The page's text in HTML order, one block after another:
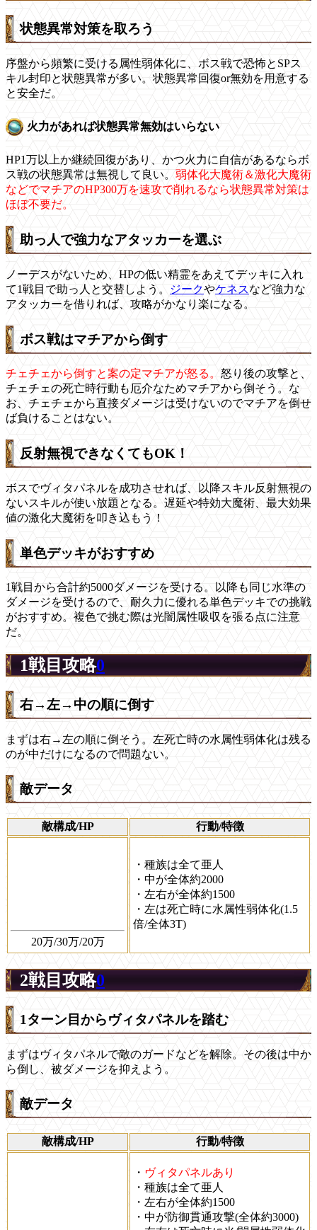
状態異常対策を取ろう
序盤から頻繁に受ける属性弱体化に、ボス戦で恐怖とSPス
キル封印と状態異常が多い。状態異常回復or無効を用意する
と安全だ。
火力があれば状態異常無効はいらない
HP1万以上か継続回復があり、かつ火力に自信があるならボ
ス戦の状態異常は無視して良い。 弱体化大魔術＆激化大魔術
などでマチアのHP300万を速攻で削れるなら状態異常対策は
ほぼ不要だ。
助っ人で強力なアタッカーを選ぶ
ノーデスがないため、HPの低い精霊をあえてデッキに入れ
て1戦目で助っ人と交替しよう。
ジークやケネスなど強力な
アタッカーを借りれば、攻略がかなり楽になる。
ボス戦はマチアから倒す
チェチェから倒すと案の定マチアが怒る。 怒り後の攻撃と、
チェチェの死亡時行動も厄介なためマチアから倒そう。な
お、チェチェから直接ダメージは受けないのでマチアを倒せ
ば負けることはない。
反射無視できなくてもOK！
ボスでヴィタパネルを成功させれば、以降スキル反射無視の
ないスキルが使い放題となる。遅延や特効大魔術、最大効果
値の激化大魔術を叩き込もう！
単色デッキがおすすめ
1戦目から合計約5000ダメージを受ける。以降も同じ水準の
ダメージを受けるので、耐久力に優れる単色デッキでの挑戦
がおすすめ。複色で挑む際は光闇属性吸収を張る点に注意
だ。
1戦目攻略0
右→左→中の順に倒す
まずは右→左の順に倒そう。左死亡時の水属性弱体化は残る
のが中だけになるので問題ない。
敵データ
敵構成/HP 行動/特徴
20万/30万/20万
・種族は全て亜人
・中が全体約2000
・左右が全体約1500
・左は死亡時に水属性弱体化(1.5
倍/全体3T)
2戦目攻略0
1ターン目からヴィタパネルを踏む
まずはヴィタパネルで敵のガードなどを解除。その後は中か
ら倒し、被ダメージを抑えよう。
敵データ
敵構成/HP 行動/特徴
・ ヴィタパネルあり
・種族は全て亜人
・左右が全体約1500
・中が防御貫通攻撃(全体約3000)